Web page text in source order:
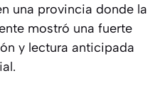
una provincia donde la
mostró una fuerte
y lectura anticipada